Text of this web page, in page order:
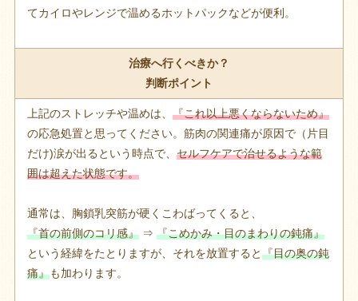
てカイロやレンジで温めるホットパックなどが便利。
治療へ行くべきか？
判断ポイント
上記のストレッチや温めは、 『これ以上悪くならないため』
の応急処置と思ってください。筋肉の関連痛が原因で（片目
だけ)涙が出るという時点で、 セルフケアで治せるような範
囲は超えた状態です。
通常は、胸鎖乳突筋が硬くこわばってくると、
『首の前側のコリ感』⇒ 『こめかみ・目のまわりの鈍痛』
という経緯をたとりますが、それを放置すると『目の奥の鈍
痛』も加わります。